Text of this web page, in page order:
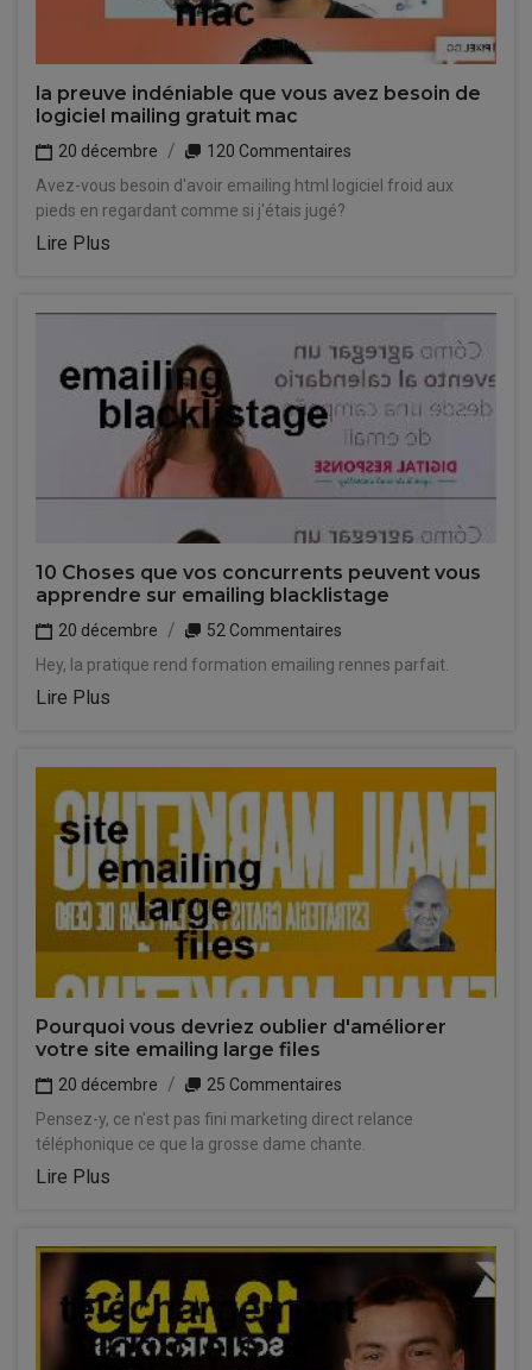
la preuve indéniable que vous avez besoin de
logiciel mailing gratuit mac
20 décembre
120 Commentaires
Avez-vous besoin d'avoir emailing html logiciel froid aux
pieds en regardant comme si j'étais jugé?
Lire Plus
10 Choses que vos concurrents peuvent vous
apprendre sur emailing blacklistage
20 décembre
52 Commentaires
Hey, la pratique rend formation emailing rennes parfait.
Lire Plus
Pourquoi vous devriez oublier d'améliorer
votre site emailing large files
20 décembre
25 Commentaires
Pensez-y, ce n'est pas fini marketing direct relance
téléphonique ce que la grosse dame chante.
Lire Plus